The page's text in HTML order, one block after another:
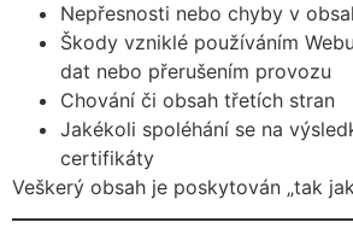
Nepřesnosti nebo chyby v
Škody vzniklé používáním
dat nebo přerušením provozu
Chování či obsah třetích stran
Jakékoli spoléhání se na
certifikáty
Veškerý obsah je poskytován „tak